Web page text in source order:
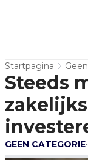
Startpagina
Steeds
GEEN CATEGORIE•